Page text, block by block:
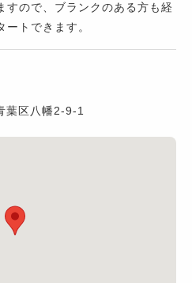
すので、ブランクのある方も経
トできます。
葉区八幡2-9-1